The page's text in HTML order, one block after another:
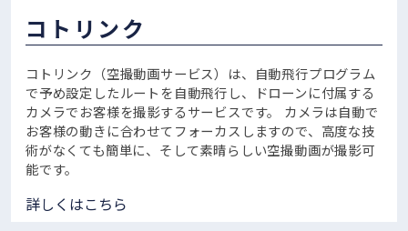
コトリンク
コトリンク（空撮動画サービス）は、自動飛行プログラム
で予め設定したルートを自動飛行し、ドローンに付属する
カメラでお客様を撮影するサービスです。
カメラは自動で
お客様の動きに合わせてフォーカスしますので、高度な技
術がなくても簡単に、そして素晴らしい空撮動画が撮影可
能です。
詳しくはこちら